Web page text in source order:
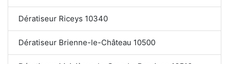
Dératiseur Riceys 10340
Dératiseur Brienne-le-Château 10500